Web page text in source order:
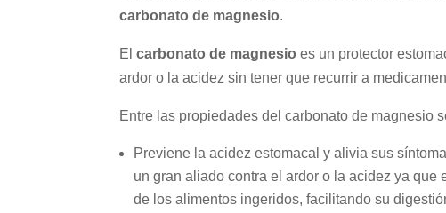
carbonato de magnesio.
Elcarbonato de magnesio es un protector
ardor o la acidez sin tener que recurrir a
Entre las propiedades del carbonato de magnesio
Previene la acidez estomacal y alivia sus
un gran aliado contra el ardor o la acidez ya
de los alimentos ingeridos, facilitando su